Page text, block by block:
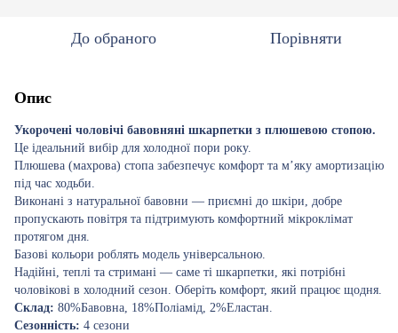
До обраного Порівняти
Опис
Укорочені чоловічі бавовняні шкарпетки з плюшевою стопою.
Це ідеальний вибір для холодної пори року.
Плюшева (махрова) стопа забезпечує комфорт та м’яку амортизацію
під час ходьби.
Виконані з натуральної бавовни — приємні до шкіри, добре
пропускають повітря та підтримують комфортний мікроклімат
протягом дня.
Базові кольори роблять модель універсальною.
Надійні, теплі та стримані — саме ті шкарпетки, які потрібні
чоловікові в холодний сезон. Оберіть комфорт, який працює щодня.
Склад: 80%Бавовна, 18%Поліамід, 2%Еластан.
Сезонність: 4 сезони